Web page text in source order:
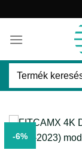
content
Keresés
-6%